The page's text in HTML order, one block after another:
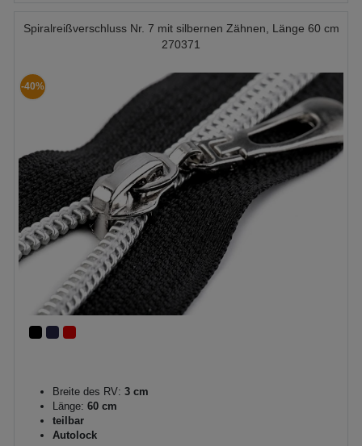
Spiralreißverschluss Nr. 7 mit silbernen Zähnen, Länge 60 cm
270371
-40%
Breite des RV: 3 cm
Länge: 60 cm
teilbar
Autolock